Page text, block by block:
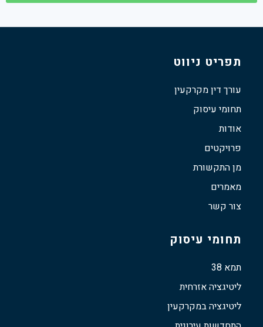
תפריט ניווט
עורך דין מקרקעין
תחומי עיסוק
אודות
פרויקטים
מן התקשורת
מאמרים
צור קשר
תחומי עיסוק
תמא 38
ליטיגציה אזרחית
ליטיגציה במקרקעין